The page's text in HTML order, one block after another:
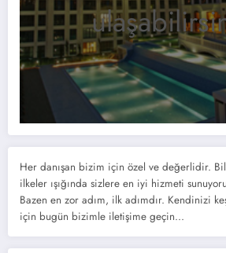
Her danışan bizim için özel ve değerlidir.
ilkeler ışığında sizlere en iyi hizmeti
Bazen en zor adım, ilk adımdır. Kendinizi
için bugün bizimle iletişime geçin...